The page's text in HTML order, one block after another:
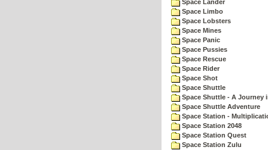
Space Lander
Space Limbo
Space Lobsters
Space Mines
Space Panic
Space Pussies
Space Rescue
Space Rider
Space Shot
Space Shuttle
Space Shuttle - A Journey
Space Shuttle Adventure
Space Station -
Space Station 2048
Space Station Quest
Space Station Zulu